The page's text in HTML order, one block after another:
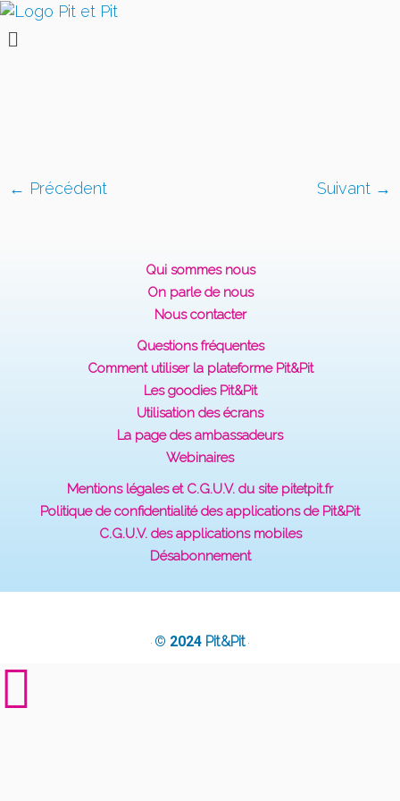
← Précédent Suivant →
Qui sommes nous
On parle de nous
Nous contacter
Questions fréquentes
Comment utiliser la plateforme Pit&Pit
Les goodies Pit&Pit
Utilisation des écrans
La page des ambassadeurs
Webinaires
Mentions légales et C.G.U.V. du site pitetpit.fr
Politique de confidentialité des applications de Pit&Pit
C.G.U.V. des applications mobiles
Désabonnement
· © 2024 Pit&Pit ·